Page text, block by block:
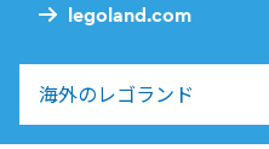
legoland.com
海外のレゴランド